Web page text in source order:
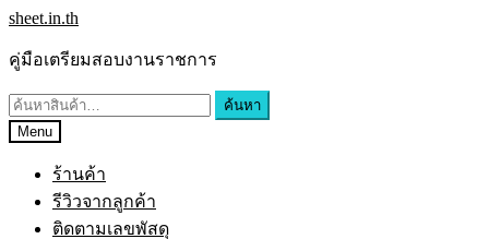
sheet.in.th
คู่มือเตรียมสอบงานราชการ
ค้นหา
Menu
ร้านค้า
รีวิวจากลูกค้า
ติดตามเลขพัสดุ